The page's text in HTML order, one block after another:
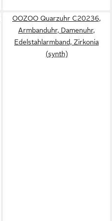
OOZOO Quarzuhr C20236,
Armbanduhr, Damenuhr,
Edelstahlarmband, Zirkonia
(synth)